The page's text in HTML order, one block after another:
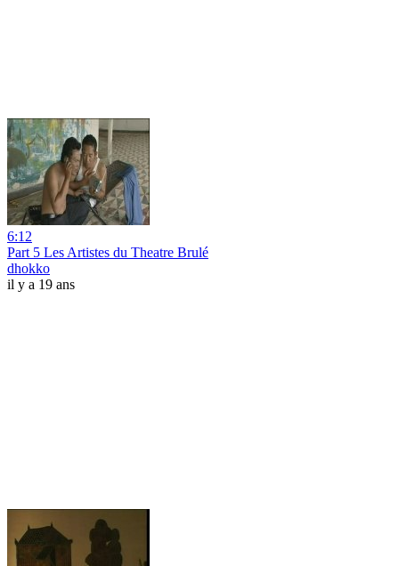
6:12
Part 5 Les Artistes du Theatre Brulé
dhokko
il y a 19 ans